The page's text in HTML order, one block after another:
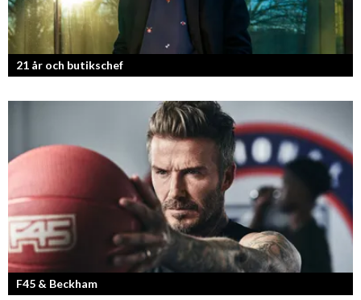
21 år och butikschef
Denis Manasiev Vukotic driver Teknikmagasinet mot nya framgångar!
F45 & Beckham